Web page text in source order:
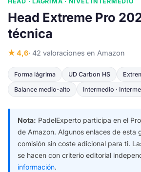
Head Extreme Pro
técnica
★ 4,6· 42 valoraciones en Amazon
Forma lágrima UD Carbon HS
Balance medio-alto Intermedio ·
Nota: PadelExperto participa en el
de Amazon. Algunos enlaces de esta
comisión sin coste adicional para ti.
se hacen con criterio editorial
información.